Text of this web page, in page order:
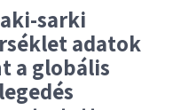
sarki
adatok
a globális